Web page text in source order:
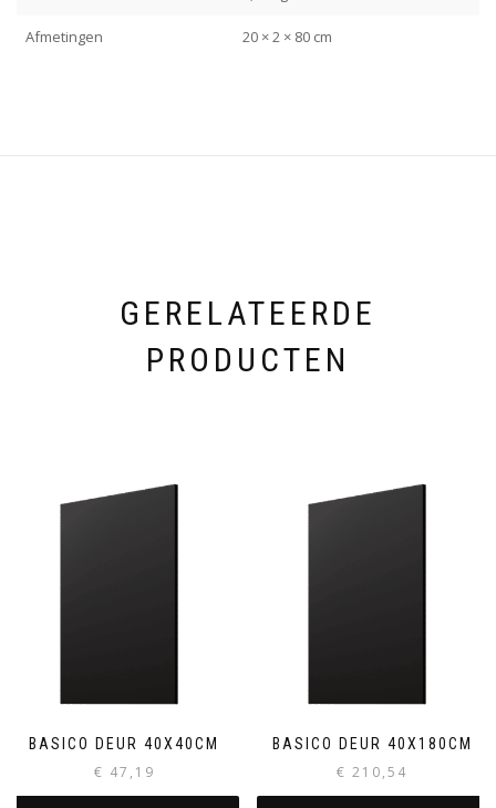
Afmetingen 20 × 2 × 80 cm
GERELATEERDE
PRODUCTEN
BASICO DEUR 40X40CM
€ 47,19
BASICO DEUR 40X180CM
€ 210,54